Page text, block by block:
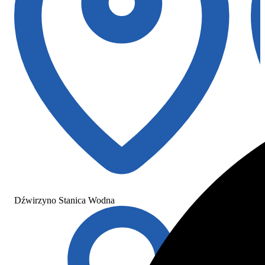
Dźwirzyno Stanica Wodna